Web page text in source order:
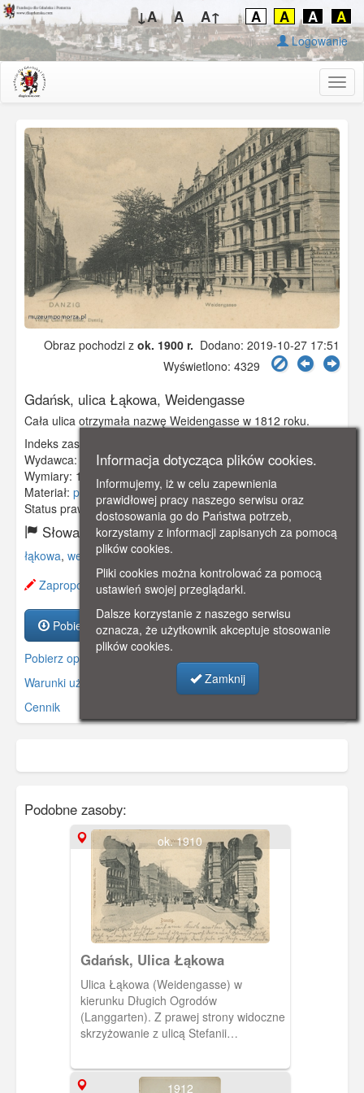
↓A A A↑ A A A A
Logowanie
Obraz pochodzi z ok. 1900 r. Dodano: 2019-10-27 17:51
Wyświetlono: 4329
Gdańsk, ulica Łąkowa, Weidengasse
Cała ulica otrzymała nazwę Weidengasse w 1812 roku.
Indeks zasobu:
Wydawca:
Clara Bernthal, Danzig
Wymiary: 138 x 86 mm
Materiał: pocztówka
Status prawny:Użycie Niekomercyjne
Słowa kluczowe:
łąkowa, weidengasse,dolne miasto
Zaproponuj zmianę opisu.
Pobierz zasób
Pobierz opis
Warunki używania zasobów.
Cennik
Podobne zasoby:
ok. 1910
Gdańsk, Ulica Łąkowa
Ulica Łąkowa (Weidengasse) w
kierunku Długich Ogrodów
(Langgarten). Z prawej strony widoczne
skrzyżowanie z ulicą Stefanii
Przedwojenna nazwa ulicy Łąkowej
pochodziła od wierzb, którymi w
1912
Informacja dotycząca plików cookies.
Informujemy, iż w celu zapewnienia
prawidłowej pracy naszego serwisu oraz
dostosowania go do Państwa potrzeb,
korzystamy z informacji zapisanych za pomocą
plików cookies.
Pliki cookies można kontrolować za pomocą
ustawień swojej przeglądarki.
Dalsze korzystanie z naszego serwisu
oznacza, że użytkownik akceptuje stosowanie
plików cookies.
Zamknij